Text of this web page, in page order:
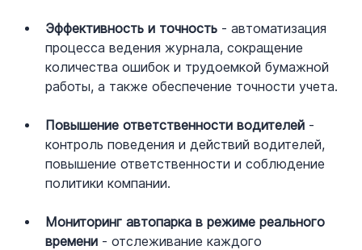
Эффективность и точность - автоматизация
процесса ведения журнала, сокращение
количества ошибок и трудоемкой бумажной
работы, а также обеспечение точности учета.
Повышение ответственности водителей -
контроль поведения и действий водителей,
повышение ответственности и соблюдение
политики компании.
Мониторинг автопарка в режиме реального
времени - отслеживание каждого